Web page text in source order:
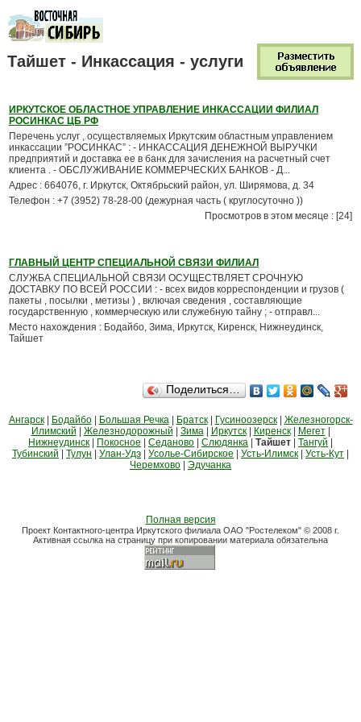
Тайшет - Инкассация - услуги
ИРКУТСКОЕ ОБЛАСТНОЕ УПРАВЛЕНИЕ ИНКАССАЦИИ ФИЛИАЛ
РОСИНКАС ЦБ РФ
Перечень услуг , осуществляемых Иркутским областным управлением
инкассации ”РОСИНКАС” : - ИНКАССАЦИЯ ДЕНЕЖНОЙ ВЫРУЧКИ
предприятий и доставка ее в банк для зачисления на расчетный счет
клиента . - ОБСЛУЖИВАНИЕ КОММЕРЧЕСКИХ БАНКОВ - Д...
Адрес : 664076, г. Иркутск, Октябрьский район, ул. Ширямова, д. 34
Телефон : +7 (3952) 78-28-00 (дежурная часть ( круглосуточно ))
Просмотров в этом месяце : [24]
ГЛАВНЫЙ ЦЕНТР СПЕЦИАЛЬНОЙ СВЯЗИ ФИЛИАЛ
СЛУЖБА СПЕЦИАЛЬНОЙ СВЯЗИ ОСУЩЕСТВЛЯЕТ СРОЧНУЮ
ДОСТАВКУ ПО ВСЕЙ РОССИИ : - всех видов корреспонденции и грузов (
пакеты , посылки , метизы ) , включая сведения , составляющие
государственную , коммерческую или служебную тайну ; - отправл...
Место нахождения : Бодайбо, Зима, Иркутск, Киренск, Нижнеудинск,
Тайшет
Поделиться…
Ангарск| Бодайбо| Большая Речка| Братск| Гусиноозерск| Железногорск-
Илимский
Железнодорожный Зима| Иркутск| Киренск| Мегет|
Нижнеудинск
Покосное Седаново Слюдянка Тайшет Тангуй
Тубинский
Тулун Улан-Удэ Усолье-Сибирское Усть-Илимск Усть-Кут
Черемхово
Эдучанка
Полная версия
Проект Контактного-центра Иркутского филиала ОАО "Ростелеком" © 2008 г.
Активная ссылка на страницу при копировании материала обязательна